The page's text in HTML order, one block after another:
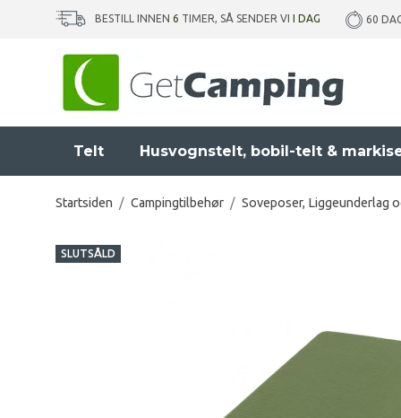
BESTILL INNEN 6 TIMER, SÅ SENDER VI I DAG 60
Telt Husvognstelt, bobil-telt &
Startsiden / Campingtilbehør / Soveposer, Liggeunderlag
SLUTSÅLD